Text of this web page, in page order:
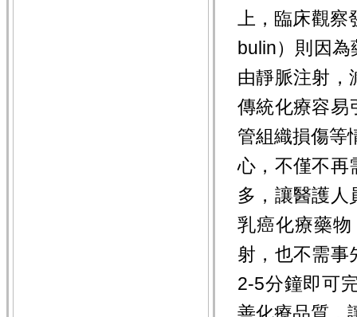
上，臨床觀
bulin）則因
由靜脈注射，
傳統化療容易
管組織損傷等
心，不僅不再
多，讓醫護人
乳癌化療藥
射，也不需事
2-5分鐘即可